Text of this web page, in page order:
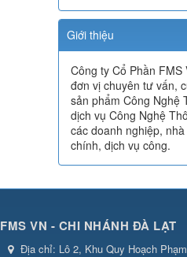
Giới thiệu
Công ty Cổ Phần FMS
đơn vị chuyên tư vấn,
sản phẩm Công Nghệ
dịch vụ Công Nghệ
các doanh nghiệp,
chính, dịch vụ công.
FMS VN - CHI NHÁNH ĐÀ LẠT
Địa chỉ: Lô 2, Khu Quy Hoạch